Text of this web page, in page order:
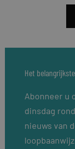
Het
Abonneer u
dinsdag
nieuws van